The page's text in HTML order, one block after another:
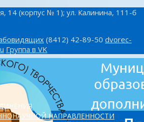
14 (корпус № 1); ул. Калинина, 111-б
(8412) 42-89-50 dvorec-
Группа в VK
НАПРАВЛЕННОСТИ